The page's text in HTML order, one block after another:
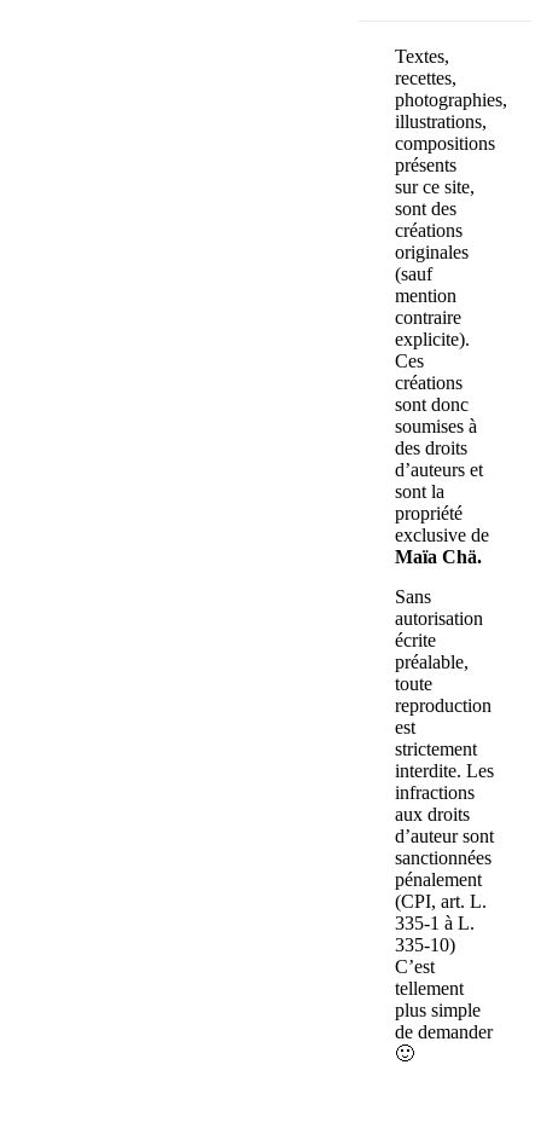
Textes,
recettes,
photographies,
illustrations,
compositions
présents
sur ce site,
sont des
créations
originales
(sauf
mention
contraire
explicite).
Ces
créations
sont donc
soumises à
des droits
d’auteurs et
sont la
propriété
exclusive de
Maïa Chä.
Sans
autorisation
écrite
préalable,
toute
reproduction
est
strictement
interdite. Les
infractions
aux droits
d’auteur sont
sanctionnées
pénalement
(CPI, art. L.
335-1 à L.
335-10)
C’est
tellement
plus simple
de demander
🙂